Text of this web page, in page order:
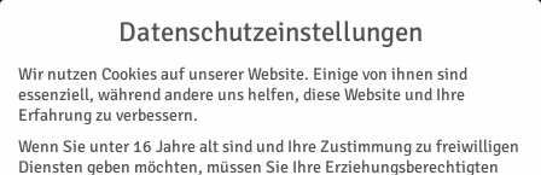
Start Stadtteile Jülich Fußball für Vielfalt
Datenschutzeinstellungen
Wir nutzen Cookies auf unserer Website. Einige von ihnen sind
essenziell, während andere uns helfen, diese Website und Ihre
Erfahrung zu verbessern.
Wenn Sie unter 16 Jahre alt sind und Ihre Zustimmung zu freiwilligen
Diensten geben möchten, müssen Sie Ihre Erziehungsberechtigten